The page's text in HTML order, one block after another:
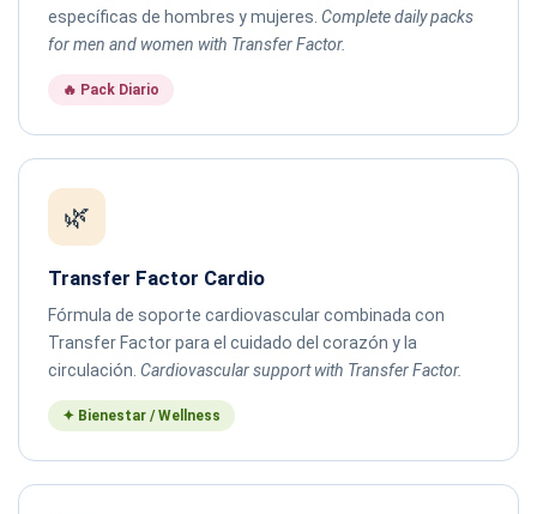
específicas de hombres y mujeres. Complete daily packs
for men and women with Transfer Factor.
🔥 Pack Diario
🌿
Transfer Factor Cardio
Fórmula de soporte cardiovascular combinada con
Transfer Factor para el cuidado del corazón y la
circulación. Cardiovascular support with Transfer Factor.
✦ Bienestar / Wellness